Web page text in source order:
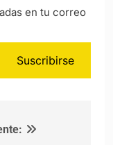
en tu correo
Suscribirse